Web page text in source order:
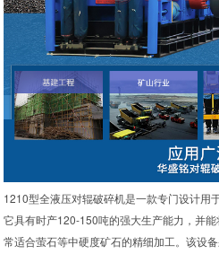
1210型全液压对辊破碎机是一款专门设计用
它具有时产120-150吨的强大生产能力，并
常适合萤石等中硬度矿石的精细加工。该设